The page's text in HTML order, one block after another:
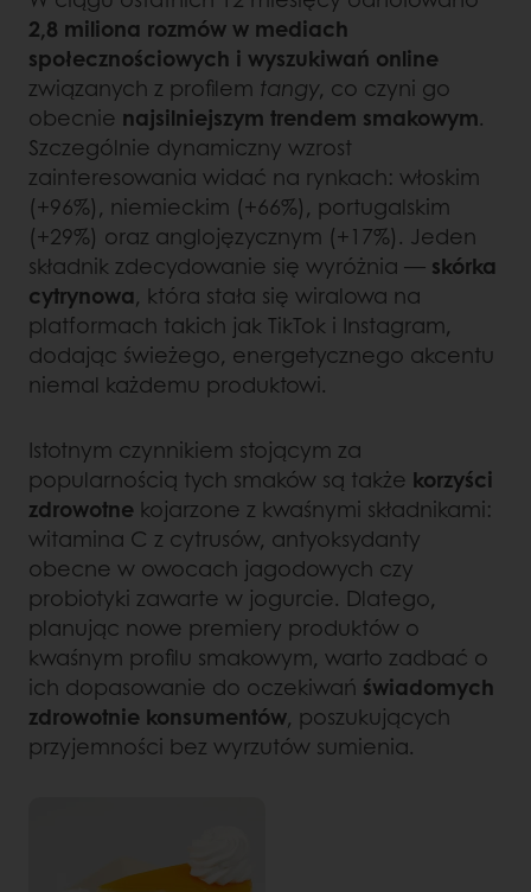
2,8 miliona rozmów w mediach
społecznościowych i wyszukiwań online
związanych z profilem tangy, co czyni go
obecnie najsilniejszym trendem smakowym.
Szczególnie dynamiczny wzrost
zainteresowania widać na rynkach: włoskim
(+96%), niemieckim (+66%), portugalskim
(+29%) oraz anglojęzycznym (+17%). Jeden
składnik zdecydowanie się wyróżnia — skórka
cytrynowa, która stała się wiralowa na
platformach takich jak TikTok i Instagram,
dodając świeżego, energetycznego akcentu
niemal każdemu produktowi.
Istotnym czynnikiem stojącym za
popularnością tych smaków są także korzyści
zdrowotne kojarzone z kwaśnymi składnikami:
witamina C z cytrusów, antyoksydanty
obecne w owocach jagodowych czy
probiotyki zawarte w jogurcie. Dlatego,
planując nowe premiery produktów o
kwaśnym profilu smakowym, warto zadbać o
ich dopasowanie do oczekiwań świadomych
zdrowotnie konsumentów, poszukujących
przyjemności bez wyrzutów sumienia.